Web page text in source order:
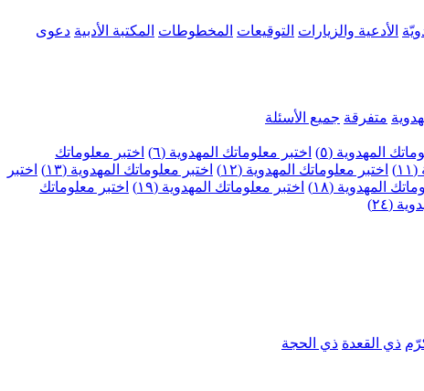
الأدعية والزيارات التوقيعات المخطوطات المكتبة الأدبية دعوى
متفرقة جميع الأسئلة
المهدوية (٥) اختبر معلوماتك المهدوية (٦)
اختبر معلوماتك
اختبر معلوماتك المهدوية (١٢) اختبر معلوماتك المهدوية (١٣)
اختبر
المهدوية (١٨) اختبر معلوماتك المهدوية (١٩)
اختبر معلوماتك
(٢٤)
ذي القعدة ذي الحجة